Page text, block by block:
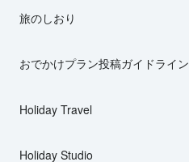
旅のしおり
おでかけプラン投稿ガイドライン
Holiday Travel
Holiday Studio